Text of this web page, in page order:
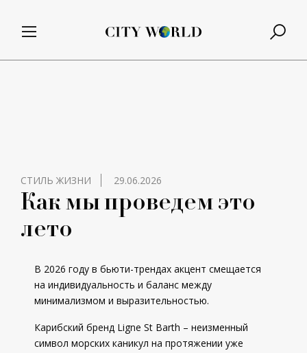
СТИЛЬ ЖИЗНИ 29.06.2026
Как мы проведем это
лето
В 2026 году в бьюти-трендах акцент смещается
на индивидуальность и баланс между
минимализмом и выразительностью.
Карибский бренд Ligne St Barth – неизменный
символ морских каникул на протяжении уже